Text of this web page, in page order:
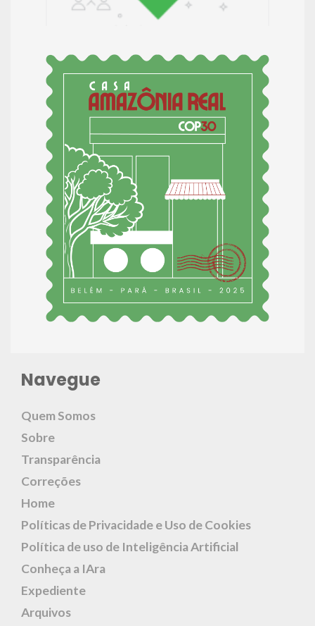
Navegue
Quem Somos
Sobre
Transparência
Correções
Home
Políticas de Privacidade e Uso de Cookies
Política de uso de Inteligência Artificial
Conheça a IAra
Expediente
Arquivos